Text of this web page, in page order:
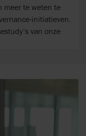
meer te weten te
initiatieven.
van onze